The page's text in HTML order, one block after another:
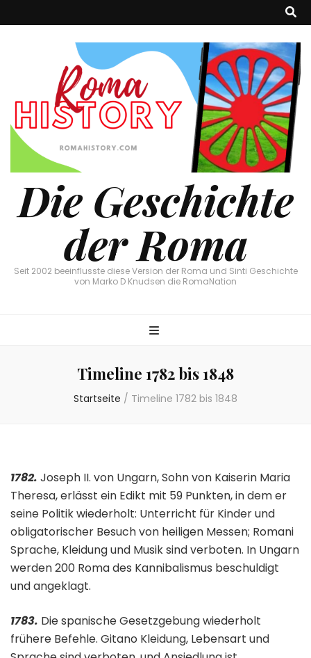
Die Geschichte
der Roma
Seit 2002 beeinflusste diese Version der Roma und Sinti Geschichte
von Marko D Knudsen die RomaNation
Timeline 1782 bis 1848
Startseite / Timeline 1782 bis 1848
1782. Joseph II. von Ungarn, Sohn von Kaiserin Maria
Theresa, erlässt ein Edikt mit 59 Punkten, in dem er
seine Politik wiederholt: Unterricht für Kinder und
obligatorischer Besuch von heiligen Messen; Romani
Sprache, Kleidung und Musik sind verboten. In Ungarn
werden 200 Roma des Kannibalismus beschuldigt
und angeklagt.
1783. Die spanische Gesetzgebung wiederholt
frühere Befehle. Gitano Kleidung, Lebensart und